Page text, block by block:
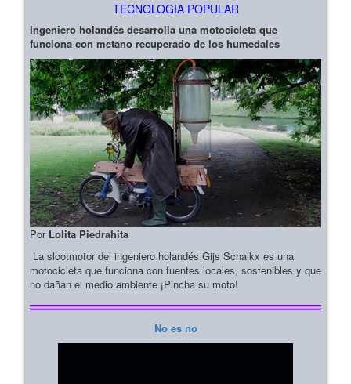
TECNOLOGIA POPULAR
Ingeniero holandés desarrolla una motocicleta que
funciona con metano recuperado de los humedales
Por Lolita Piedrahita
La slootmotor del ingeniero holandés Gijs Schalkx es una
motocicleta que funciona con fuentes locales, sostenibles y que
no dañan el medio ambiente ¡Pincha su moto!
No es no